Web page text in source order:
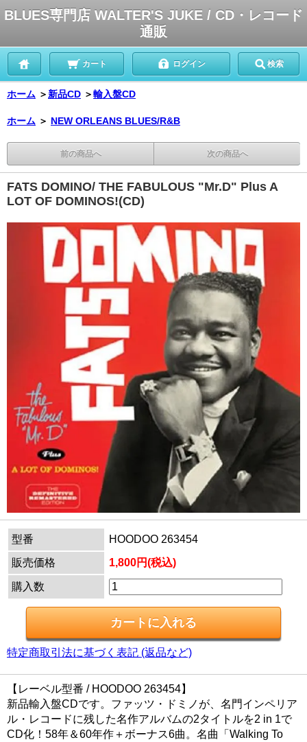
BLUES専門店 WALTER'S JUKE / CD・レコード
通販
カート ログイン 検索
ホーム ＞ 新品CD ＞輸入盤CD
ホーム ＞ NEW ORLEANS BLUES/R&B
前の商品へ 次の商品へ
FATS DOMINO/ THE FABULOUS "Mr.D" Plus A
LOT OF DOMINOS!(CD)
型番
HOODOO 263454
販売価格
1,800円(税込)
購入数
特定商取引法に基づく表記 (返品など)
【レーベル型番 / HOODOO 263454】
新品輸入盤CDです。ファッツ・ドミノが、名門インペリア
ル・レコードに残した名作アルバムの2タイトルを2 in 1で
CD化！58年＆60年作＋ボーナス6曲。名曲「Walking To